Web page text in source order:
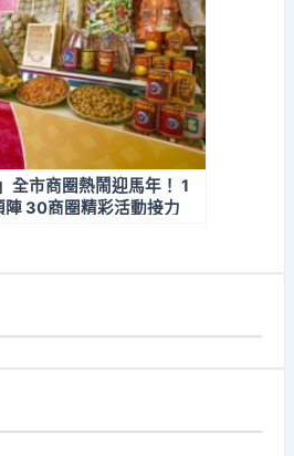
全市商圈熱鬧迎馬年！ 1
30商圈精彩活動接力